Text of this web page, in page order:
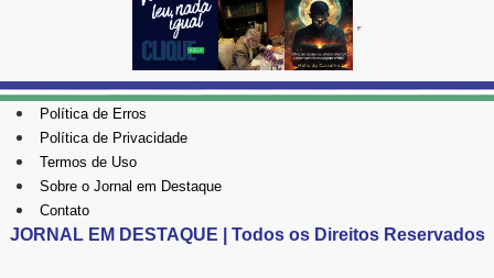
Política de Erros
Política de Privacidade
Termos de Uso
Sobre o Jornal em Destaque
Contato
JORNAL EM DESTAQUE | Todos os Direitos Reservados